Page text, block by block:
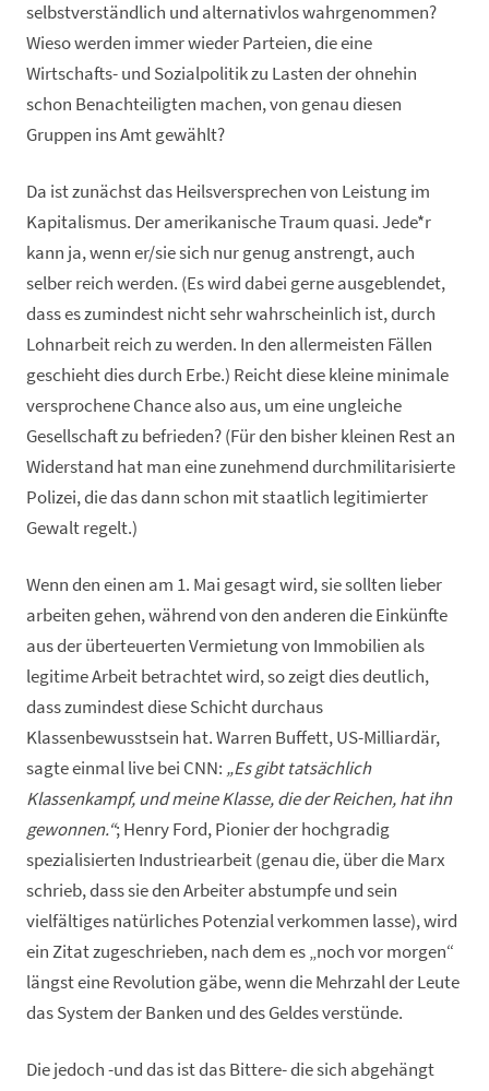
selbstverständlich und alternativlos wahrgenommen?
Wieso werden immer wieder Parteien, die eine
Wirtschafts- und Sozialpolitik zu Lasten der ohnehin
schon Benachteiligten machen, von genau diesen
Gruppen ins Amt gewählt?
Da ist zunächst das Heilsversprechen von Leistung im
Kapitalismus. Der amerikanische Traum quasi. Jede*r
kann ja, wenn er/sie sich nur genug anstrengt, auch
selber reich werden. (Es wird dabei gerne ausgeblendet,
dass es zumindest nicht sehr wahrscheinlich ist, durch
Lohnarbeit reich zu werden. In den allermeisten Fällen
geschieht dies durch Erbe.) Reicht diese kleine minimale
versprochene Chance also aus, um eine ungleiche
Gesellschaft zu befrieden? (Für den bisher kleinen Rest an
Widerstand hat man eine zunehmend durchmilitarisierte
Polizei, die das dann schon mit staatlich legitimierter
Gewalt regelt.)
Wenn den einen am 1. Mai gesagt wird, sie sollten lieber
arbeiten gehen, während von den anderen die Einkünfte
aus der überteuerten Vermietung von Immobilien als
legitime Arbeit betrachtet wird, so zeigt dies deutlich,
dass zumindest diese Schicht durchaus
Klassenbewusstsein hat. Warren Buffett, US-Milliardär,
sagte einmal live bei CNN: „Es gibt tatsächlich
Klassenkampf, und meine Klasse, die der Reichen, hat ihn
gewonnen.“; Henry Ford, Pionier der hochgradig
spezialisierten Industriearbeit (genau die, über die Marx
schrieb, dass sie den Arbeiter abstumpfe und sein
vielfältiges natürliches Potenzial verkommen lasse), wird
ein Zitat zugeschrieben, nach dem es „noch vor morgen“
längst eine Revolution gäbe, wenn die Mehrzahl der Leute
das System der Banken und des Geldes verstünde.
Die jedoch -und das ist das Bittere- die sich abgehängt